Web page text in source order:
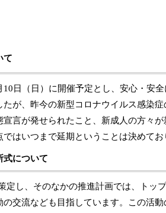
て
10 日（日）に開催予定とし、安心・安
が、昨今の新型コロナウイルス感染症
言が発せられたこと、新成人の方々
はいつまで延期ということは決めてお
について
定し、そのなかの推進計画では、トッ
交流なども目指しています。この活